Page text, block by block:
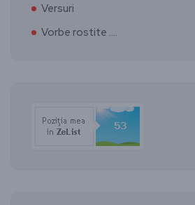
Versuri
Vorbe rostite ….